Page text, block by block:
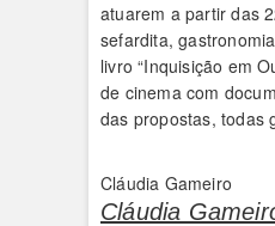
atuarem a partir das
sefardita,
livro “Inquisição em
de cinema com
das propostas, todas
Cláudia Gameiro
Cláudia